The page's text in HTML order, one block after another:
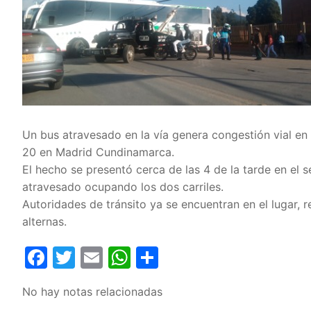
Un bus atravesado en la vía genera congestión vial
20 en Madrid Cundinamarca.
El hecho se presentó cerca de las 4 de la tarde en el
atravesado ocupando los dos carriles.
Autoridades de tránsito ya se encuentran en el lugar,
alternas.
Facebook
Twitter
EmailWhatsApp
No hay notas relacionadas